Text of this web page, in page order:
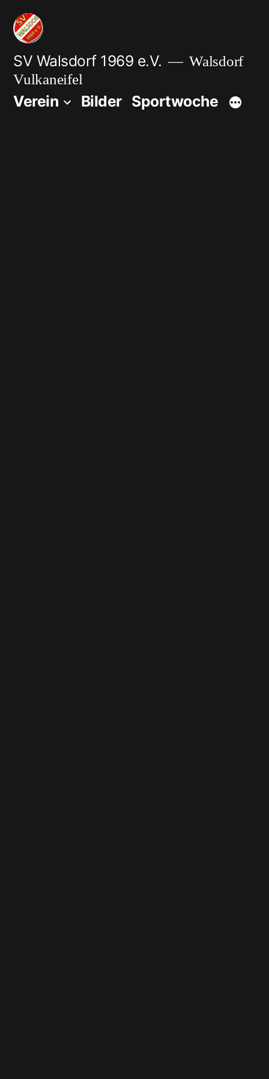
Zum
Inhalt
springen
SV Walsdorf 1969 e.V.
Walsdorf
Vulkaneifel
Verein Bilder Sportwoche